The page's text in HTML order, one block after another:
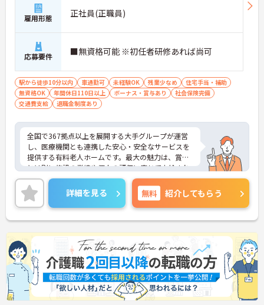
雇用形態 正社員(正職員)
応募要件 ■無資格可能 ※初任者研修あれば尚可
駅から徒歩10分以内 車通勤可 未経験OK 残業少なめ
住宅手当・補助
無資格OK
年間休日110日以上 ボーナス・賞与あり
社会保険完備
交通費支給
退職金制度あり
全国で367拠点以上を展開する大手グループが運営
し、医療機関とも連携した安心・安全なサービスを
提供する有料老人ホームです。最大の魅力は、賞与
とは別に施設の業績や個人の評価に応じて支給され
る独自の特別報酬制度です。日々の頑張りやチーム
への貢献が直接収入に反映される非常にやりがいの
ある環境が整っています。また、毎朝の情報共有ミ
ーティングを通じてスタッフ同士の連携が強化され
ており、平均勤続年数7.2年という高い定着率を実現
しています。資格取得支援制度を活用して勤務時間
内に研修を受講できるなど教育体制も充実している
ため、介護職からケアマネジャーや管理職への着実
なステップアップが期待できます。定年65歳・再雇
用70歳までの継続雇用制度も完備されており、髪色
やネイルが原則自由といったご自身らしさを大切に
できる環境のもとで末永くご活躍いただけます。
詳細を見る 無料 紹介してもらう